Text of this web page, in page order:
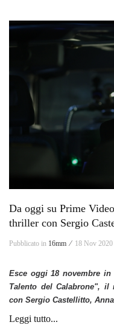
Da oggi su Prime
thriller con Sergio
Pubblicato in 16mm ⁄ 18 Nov 2020
Esce oggi 18 novembre
Talento del Calabrone",
con Sergio Castellitto,
Leggi tutto...